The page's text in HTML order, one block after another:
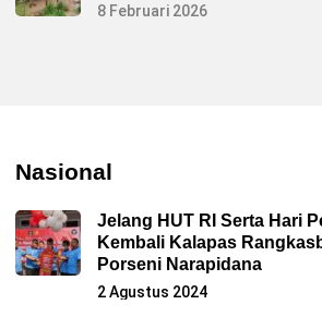
8 Februari 2026
Nasional
Jelang HUT RI Serta Hari
Kembali Kalapas
Porseni Narapidana
2 Agustus 2024